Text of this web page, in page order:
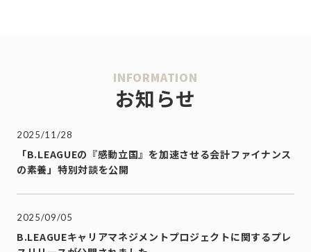
INFORMATION
お知らせ
2025/11/28
「B.LEAGUEの『感動立国』を加速させる会計ファイナンス
の素養」特別対談を公開
2025/09/05
B.LEAGUEキャリアマネジメントプロジェクトに関するプレ